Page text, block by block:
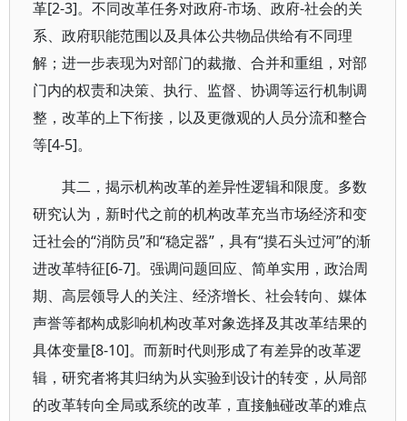
革[2-3]。不同改革任务对政府-市场、政府-社会的关
系、政府职能范围以及具体公共物品供给有不同理
解；进一步表现为对部门的裁撤、合并和重组，对部
门内的权责和决策、执行、监督、协调等运行机制调
整，改革的上下衔接，以及更微观的人员分流和整合
等[4-5]。
其二，揭示机构改革的差异性逻辑和限度。多数
研究认为，新时代之前的机构改革充当市场经济和变
迁社会的“消防员”和“稳定器”，具有“摸石头过河”的渐
进改革特征[6-7]。强调问题回应、简单实用，政治周
期、高层领导人的关注、经济增长、社会转向、媒体
声誉等都构成影响机构改革对象选择及其改革结果的
具体变量[8-10]。而新时代则形成了有差异的改革逻
辑，研究者将其归纳为从实验到设计的转变，从局部
的改革转向全局或系统的改革，直接触碰改革的难点